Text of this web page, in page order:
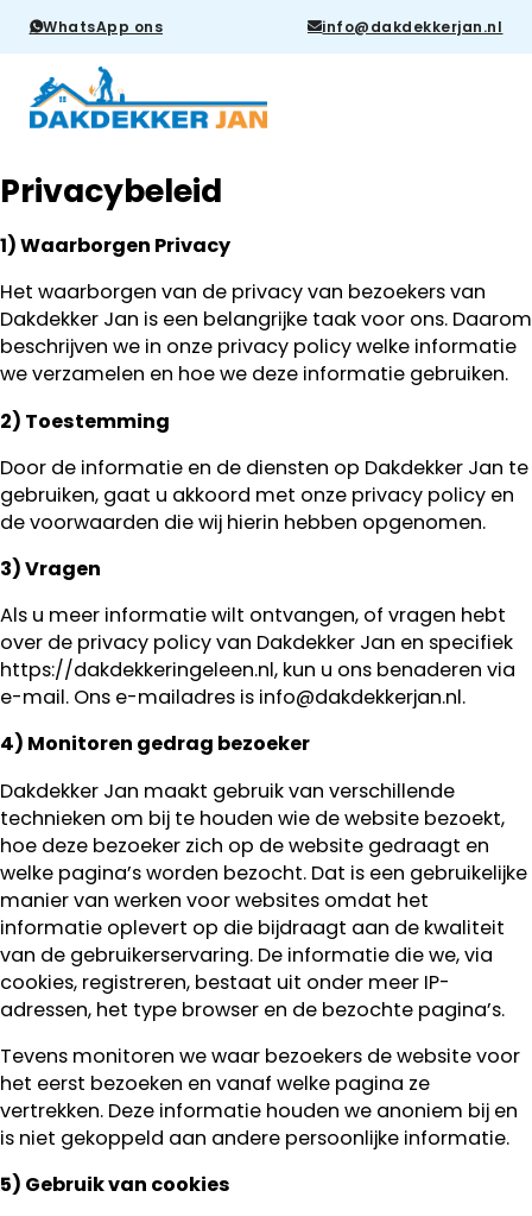
WhatsApp ons info@dakdekkerjan.nl
Privacybeleid
1) Waarborgen Privacy
Het waarborgen van de privacy van bezoekers van
Dakdekker Jan is een belangrijke taak voor ons. Daarom
beschrijven we in onze privacy policy welke informatie
we verzamelen en hoe we deze informatie gebruiken.
2) Toestemming
Door de informatie en de diensten op Dakdekker Jan te
gebruiken, gaat u akkoord met onze privacy policy en
de voorwaarden die wij hierin hebben opgenomen.
3) Vragen
Als u meer informatie wilt ontvangen, of vragen hebt
over de privacy policy van Dakdekker Jan en specifiek
https://dakdekkeringeleen.nl, kun u ons benaderen via
e-mail. Ons e-mailadres is info@dakdekkerjan.nl.
4) Monitoren gedrag bezoeker
Dakdekker Jan maakt gebruik van verschillende
technieken om bij te houden wie de website bezoekt,
hoe deze bezoeker zich op de website gedraagt en
welke pagina’s worden bezocht. Dat is een gebruikelijke
manier van werken voor websites omdat het
informatie oplevert op die bijdraagt aan de kwaliteit
van de gebruikerservaring. De informatie die we, via
cookies, registreren, bestaat uit onder meer IP-
adressen, het type browser en de bezochte pagina’s.
Tevens monitoren we waar bezoekers de website voor
het eerst bezoeken en vanaf welke pagina ze
vertrekken. Deze informatie houden we anoniem bij en
is niet gekoppeld aan andere persoonlijke informatie.
5) Gebruik van cookies